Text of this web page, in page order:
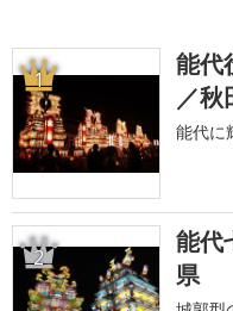
1
能代
／秋
能代に
2
能代
県